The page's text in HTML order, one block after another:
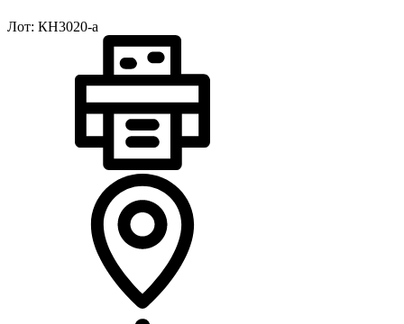
Лот: КН3020-a